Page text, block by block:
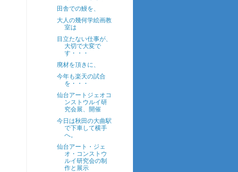
田舎での鰻を、
大人の幾何学絵画教
室は
目立たない仕事が、
大切で大変で
す・・・
廃材を頂きに、
今年も楽天の試合
を・・・
仙台アートジェオコ
ンストウルイ研
究会展、開催
今日は秋田の大曲駅
で下車して横手
へ。
仙台アート・ジェ
オ・コンストウ
ルイ研究会の制
作と展示